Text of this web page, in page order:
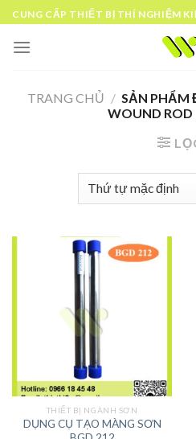
Skip
to
content
CUNG CẤP THIẾT BỊ THÍ NGHIỆM
TRANG CHỦ / SẢN PHẨM
WOUND ROD
THIẾT BỊ NGÀNH SƠN
DỤNG CỤ TẠO MÀNG SƠN